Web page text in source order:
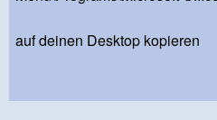
auf deinen Desktop kopieren